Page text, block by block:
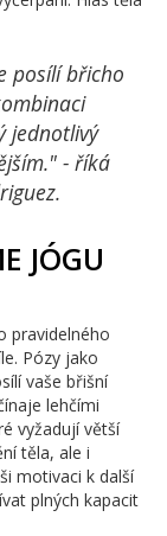
posílí břicho
jednotlivý
- říká
JÓGU
pravidelného
Pózy jako
vaše břišní
lehčími
vyžadují větší
těla, ale i
motivaci k další
plných kapacit